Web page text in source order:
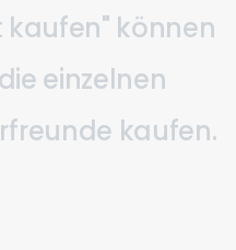
kaufen" können
einzelnen
kaufen.